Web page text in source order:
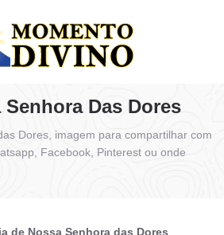
Senhora Das Dores
Dores, imagem para compartilhar com
Facebook, Pinterest ou onde
de Nossa Senhora das Dores